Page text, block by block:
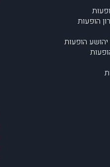
הופעות
הופעות